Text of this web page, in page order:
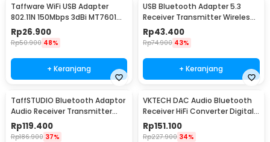
Taffware WiFi USB Adapter
802.11N 150Mbps 3dBi MT7601
with Antena
Rp26.900
Rp50.900 48%
+ Keranjang
USB Bluetooth Adapter 5.3
Receiver Transmitter Wireless
20M - V-UB503
Rp43.400
Rp74.900 43%
+ Keranjang
TaffSTUDIO Bluetooth Adaptor
Audio Receiver Transmitter
Wireless 10M - B39
Rp119.400
Rp186.900 37%
VKTECH DAC Audio Bluetooth
Receiver HiFi Converter Digital
to Analog - D200
Rp151.100
Rp227.900 34%